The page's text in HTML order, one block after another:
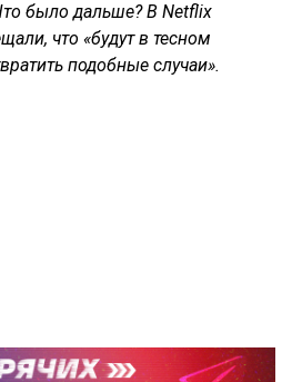
было дальше? В Netflix
что «будут в тесном
подобные случаи».